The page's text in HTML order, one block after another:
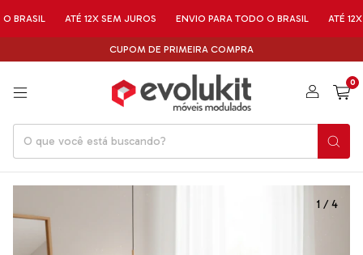
ATÉ 12X SEM JUROS ENVIO PARA TODO O BRASIL ATÉ 12X SEM
CUPOM DE PRIMEIRA COMPRA
0
1 / 4